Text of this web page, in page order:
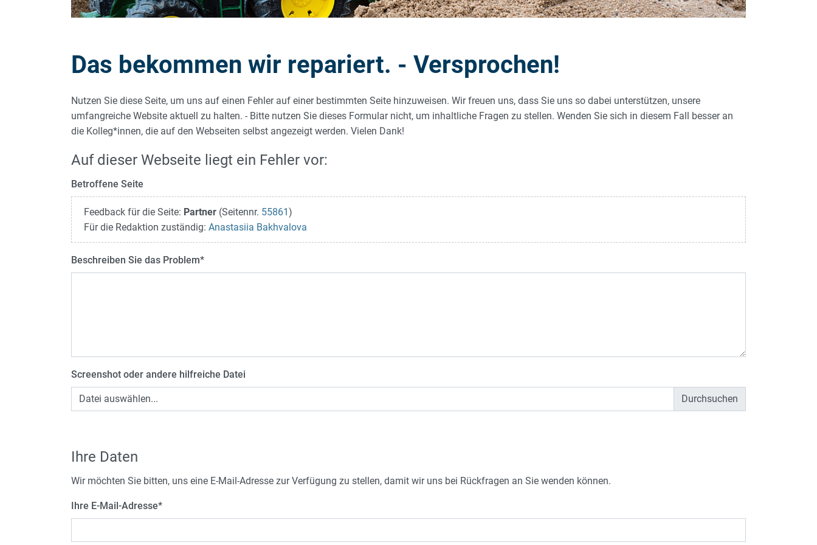
Das bekommen wir repariert. - Versprochen!
Nutzen Sie diese Seite, um uns auf einen Fehler auf einer bestimmten Seite hinzuweisen. Wir freuen uns, dass Sie uns so dabei unterstützen, unsere
umfangreiche Website aktuell zu halten. - Bitte nutzen Sie dieses Formular nicht, um inhaltliche Fragen zu stellen. Wenden Sie sich in diesem Fall besser an
die Kolleg*innen, die auf den Webseiten selbst angezeigt werden. Vielen Dank!
Auf dieser Webseite liegt ein Fehler vor:
Betroffene Seite
Feedback für die Seite: Partner (Seitennr. 55861)
Für die Redaktion zuständig: Anastasiia Bakhvalova
Beschreiben Sie das Problem*
Screenshot oder andere hilfreiche Datei
Datei auswählen...
Ihre Daten
Wir möchten Sie bitten, uns eine E-Mail-Adresse zur Verfügung zu stellen, damit wir uns bei Rückfragen an Sie wenden können.
Ihre E-Mail-Adresse*